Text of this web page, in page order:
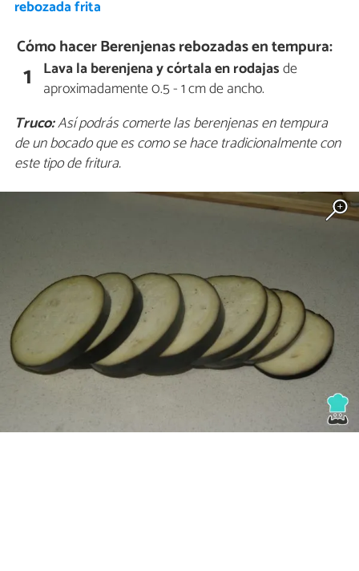
rebozada frita
Cómo hacer Berenjenas rebozadas en tempura:
1 Lava la berenjena y córtala en rodajasde
aproximadamente 0.5 - 1 cm de ancho.
Truco:Así podrás comerte las berenjenas en tempura
de un bocado que es como se hace tradicionalmente con
este tipo de fritura.